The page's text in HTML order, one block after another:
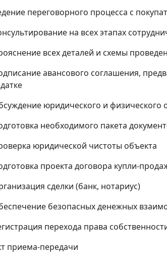
переговорного процесса с
на всех этапах
всех деталей и схемы
авансового соглашения,
юридического и физического
необходимого пакета
юридической чистоты объекта
проекта договора купли-
сделки (банк, нотариус)
безопасных денежных
перехода права
приема-передачи